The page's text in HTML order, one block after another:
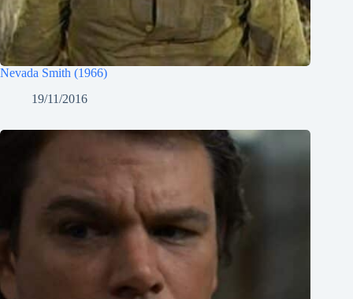
Nevada Smith (1966)
19/11/2016